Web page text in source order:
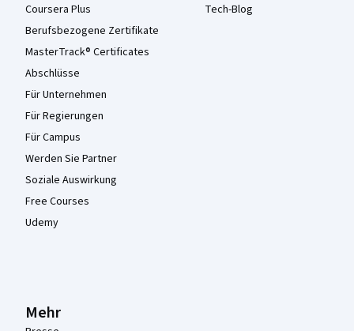
Coursera Plus
Berufsbezogene Zertifikate
MasterTrack® Certificates
Abschlüsse
Für Unternehmen
Für Regierungen
Für Campus
Werden Sie Partner
Soziale Auswirkung
Free Courses
Udemy
Tech-Blog
Mehr